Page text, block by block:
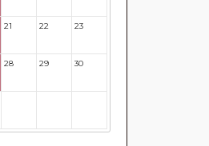
21 22 23
28 29 30